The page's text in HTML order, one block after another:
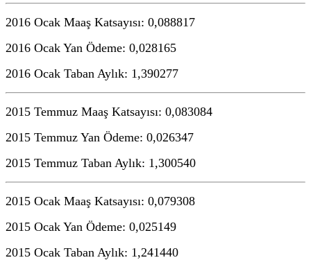
2016 Ocak Maaş Katsayısı: 0,088817
2016 Ocak Yan Ödeme: 0,028165
2016 Ocak Taban Aylık: 1,390277
2015 Temmuz Maaş Katsayısı: 0,083084
2015 Temmuz Yan Ödeme: 0,026347
2015 Temmuz Taban Aylık: 1,300540
2015 Ocak Maaş Katsayısı: 0,079308
2015 Ocak Yan Ödeme: 0,025149
2015 Ocak Taban Aylık: 1,241440